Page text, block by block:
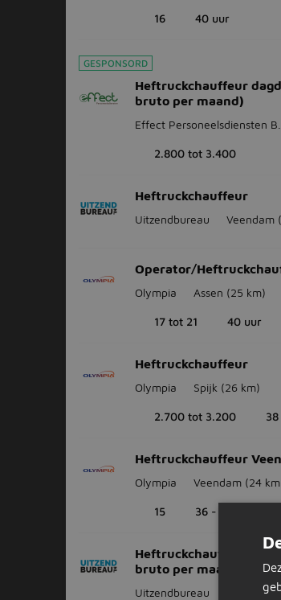
16 40 uur
GESPONSORD
Heftruckchauffeur
bruto per maand)
Effect Personeelsdiensten
2.800 tot 3.400
Heftruckchauffeur
Uitzendbureau Veendam
Operator/
Olympia Assen (25 km)
17 tot 21 40 uur
Heftruckchauffeur
Olympia Spijk (26 km)
2.700 tot 3.200
Heftruckchauffeur
Olympia Veendam (24
15 36 - 40 uur
Heftruckchauffeur
bruto per maand)
Uitzendbureau (25